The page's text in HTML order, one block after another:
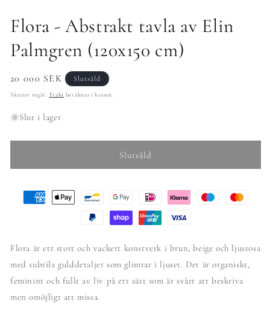
Flora - Abstrakt tavla av Elin
Palmgren (120x150 cm)
Ordinarie
pris
20 000 SEK Slutsåld
Skatter ingår. Frakt beräknas i kassan.
Slut i lager
Slutsåld
Flora är ett stort och vackert konstverk i brun, beige och ljusrosa
med subtila gulddetaljer som glimrar i ljuset. Det är organiskt,
feminint och fullt av liv på ett sätt som är svårt att beskriva
men omöjligt att missa.